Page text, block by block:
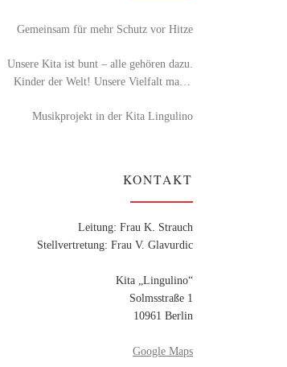
Gemeinsam für mehr Schutz vor Hitze
Unsere Kita ist bunt – alle gehören dazu.
Kinder der Welt! Unsere Vielfalt macht
Musikprojekt in der Kita Lingulino
KONTAKT
Leitung: Frau K. Strauch
Stellvertretung: Frau V. Glavurdic
Kita „Lingulino“
Solmsstraße 1
10961 Berlin
Google Maps